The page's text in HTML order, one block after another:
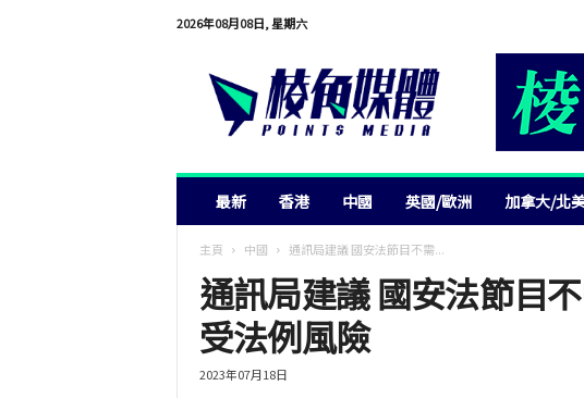
2026年08月08日, 星期六
最新 香港 中國 英國/歐洲 加拿大/北
主頁 中國 通訊局建議 國安法節目不需...
通訊局建議 國安法節目
受法例風險
2023年07月18日